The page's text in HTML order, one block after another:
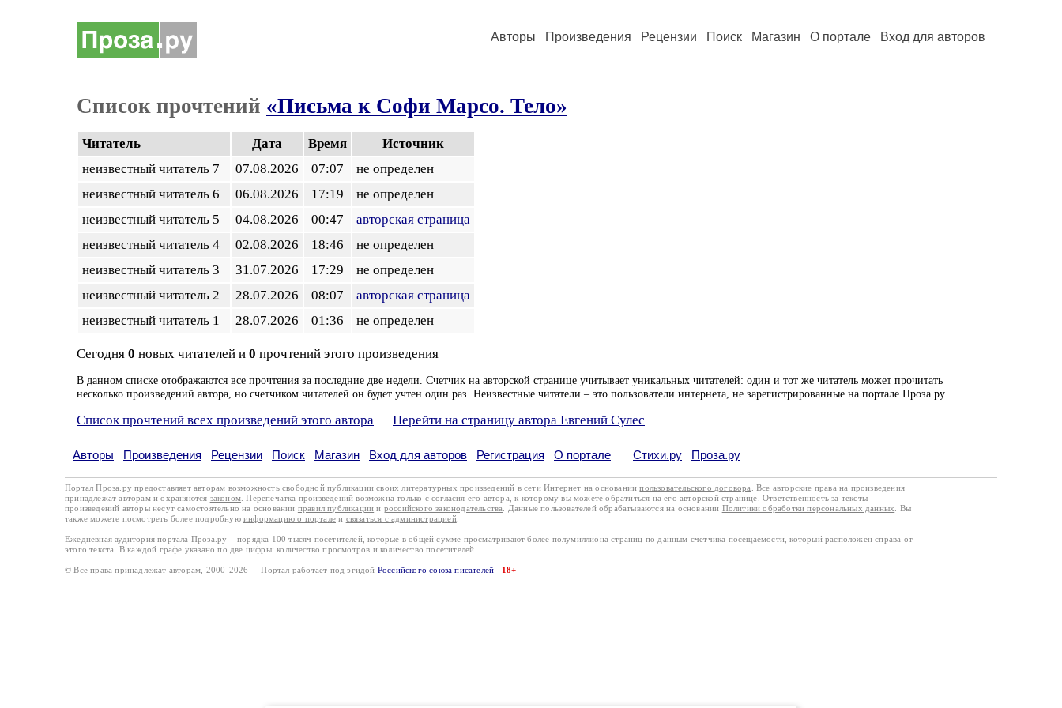
Авторы Произведения Рецензии Поиск Магазин О портале Вход для авторов
Список прочтений «Письма к Софи Марсо. Тело»
Читатель Дата Время
Источник
неизвестный читатель 7
07.08.2026 07:07
не определен
неизвестный читатель 6
06.08.2026 17:19
не определен
неизвестный читатель 5
04.08.2026 00:47
авторская страница
неизвестный читатель 4
02.08.2026 18:46
не определен
неизвестный читатель 3
31.07.2026 17:29
не определен
неизвестный читатель 2
28.07.2026 08:07
авторская страница
неизвестный читатель 1
28.07.2026 01:36 не определен
Сегодня 0 новых читателей и 0 прочтений этого произведения
В данном списке отображаются все прочтения за последние две недели. Счетчик на авторской странице учитывает уникальных читателей: один и тот же читатель может прочитать
несколько произведений автора, но счетчиком читателей он будет учтен один раз. Неизвестные читатели – это пользователи интернета, не зарегистрированные на портале Проза.ру.
Список прочтений всех произведений этого автора Перейти на страницу автора Евгений Сулес
Авторы Произведения Рецензии Поиск Магазин Вход для авторов Регистрация О портале Стихи.ру Проза.ру
Портал Проза.ру предоставляет авторам возможность свободной публикации своих литературных произведений в сети Интернет на основаниипользовательского договора
. Все авторские права на произведения
принадлежат авторам и охраняются законом . Перепечатка произведений возможна только с согласия его автора, к которому вы можете обратиться на его авторской странице. Ответственность за тексты
произведений авторы несут самостоятельно на основании правил публикации и российского законодательства . Данные пользователей обрабатываются на основании Политики обработки персональных данных
. Вы
также можете посмотреть более подробную информацию о портале и связаться с администрацией.
Ежедневная аудитория портала Проза.ру – порядка 100 тысяч посетителей, которые в общей сумме просматривают более полумиллиона страниц по данным счетчика посещаемости, который расположен справа от
этого текста. В каждой графе указано по две цифры: количество просмотров и количество посетителей.
© Все права принадлежат авторам, 2000-2026 Портал работает под эгидой Российского союза писателей 18+